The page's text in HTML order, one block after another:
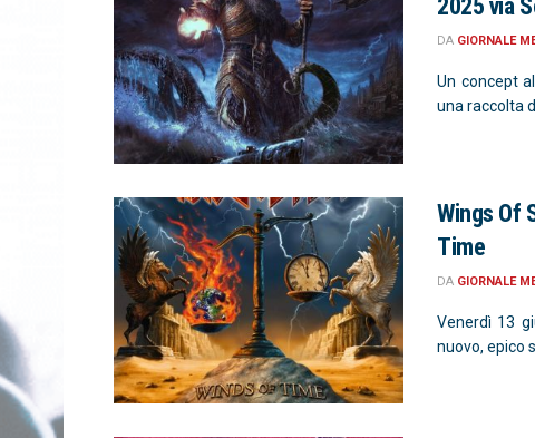
2025 via
DA GIORNALE
Un concept
una raccolta
Wings Of
Time
DA GIORNALE
Venerdì 13
nuovo, epico